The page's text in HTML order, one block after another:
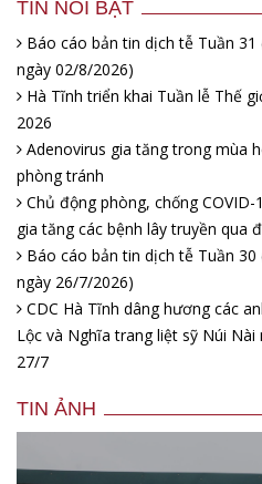
TIN NỔI BẬT
Báo cáo bản tin dịch tễ Tuần
ngày 02/8/2026)
Hà Tĩnh triển khai Tuần lễ Thế
2026
Adenovirus gia tăng trong mùa
phòng tránh
Chủ động phòng, chống
gia tăng các bệnh lây truyền qua
Báo cáo bản tin dịch tễ Tuần
ngày 26/7/2026)
CDC Hà Tĩnh dâng hương các
Lộc và Nghĩa trang liệt sỹ Núi
27/7
TIN ẢNH